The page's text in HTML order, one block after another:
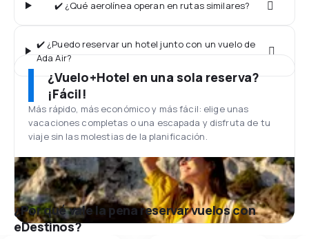
✔️ ¿Qué aerolínea operan en rutas similares?
✔️ ¿Puedo reservar un hotel junto con un vuelo de
Ada Air?
¿Vuelo+Hotel en una sola reserva?
¡Fácil!
Más rápido, más económico y más fácil: elige unas
vacaciones completas o una escapada y disfruta de tu
viaje sin las molestias de la planificación.
¿Por qué vale la pena reservar vuelos con
eDestinos?